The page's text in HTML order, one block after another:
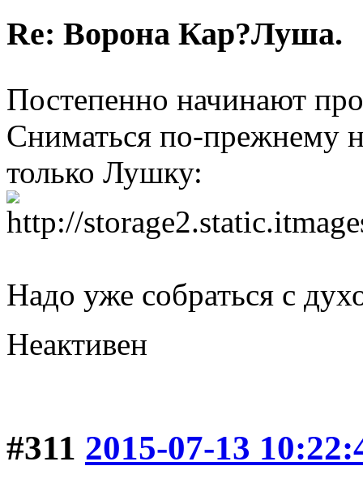
Re: Ворона Кар?Луша.
Постепенно начинают
Сниматься по-прежнему
только Лушку:
Надо уже собраться с
Неактивен
#311 2015-07-13